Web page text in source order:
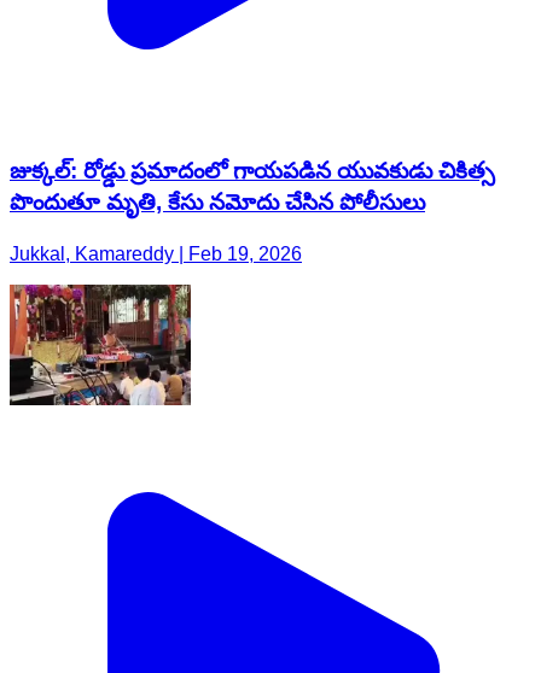
జుక్కల్: రోడ్డు ప్రమాదంలో గాయపడిన యువకుడు చికిత్స
పొందుతూ మృతి, కేసు నమోదు చేసిన పోలీసులు
Jukkal, Kamareddy | Feb 19, 2026